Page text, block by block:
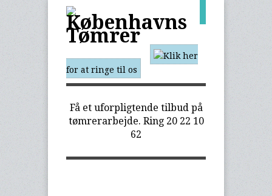
Klik her
for at ringe til os
Få et uforpligtende tilbud på
tømrerarbejde. Ring 20 22 10
62